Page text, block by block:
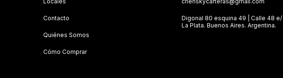
Contacto
Quiénes Somos
Cómo Comprar
Digonal 80 esquina 49 | Calle 48 e/
La Plata. Buenos Aires. Argentina.